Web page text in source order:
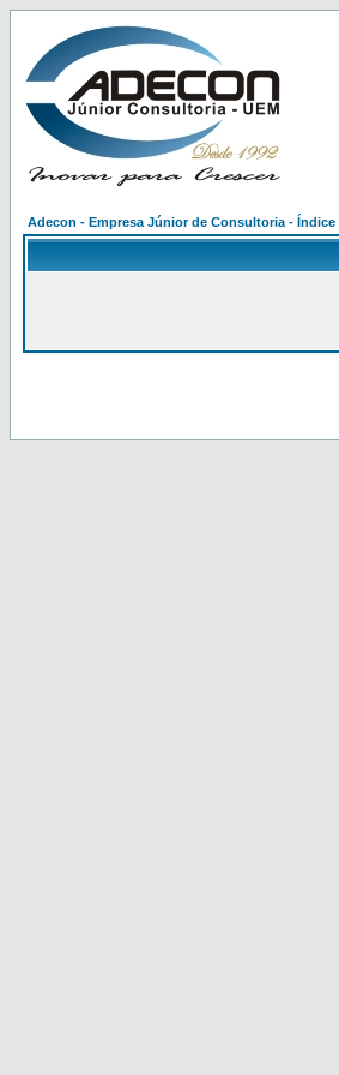
Adecon - Empresa Júnior de Consultoria - Índice